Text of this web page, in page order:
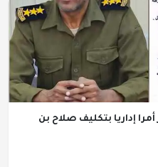
إداريا بتكليف صلاح بن